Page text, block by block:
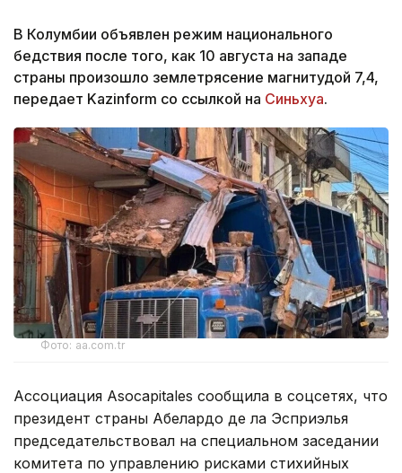
В Колумбии объявлен режим национального
бедствия после того, как 10 августа на западе
страны произошло землетрясение магнитудой 7,4,
передает Kazinform со ссылкой на Синьхуа.
Фото: aa.com.tr
Ассоциация Asocapitales сообщила в соцсетях, что
президент страны Абелардо де ла Эсприэлья
председательствовал на специальном заседании
комитета по управлению рисками стихийных